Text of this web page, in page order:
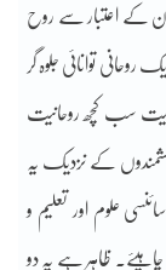
کے اعتبار سے روح
توانائی جلوہ گر
سب کچھ روحانیت
کے نزدیک یہ
علوم اور تعلیم و
ظاہر ہے یہ دو